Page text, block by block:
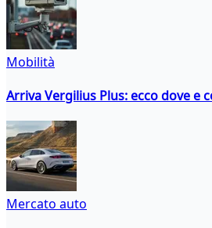
Mobilità
Arriva Vergilius Plus: ecco dove
Mercato auto